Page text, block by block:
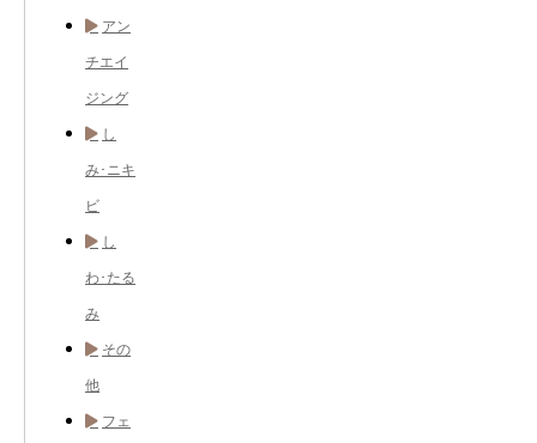
アン
チエイ
ジング
し
み･ニキ
ビ
し
わ･たる
み
その
他
フェ